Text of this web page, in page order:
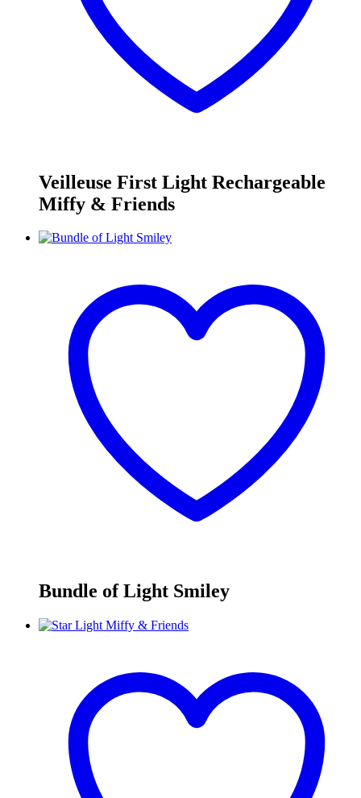
Veilleuse First Light Rechargeable
Miffy & Friends
Bundle of Light Smiley